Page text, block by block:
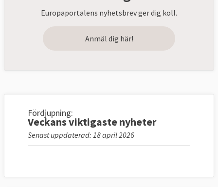
Europaportalens nyhetsbrev ger dig koll.
Anmäl dig här!
Fördjupning:
Veckans viktigaste nyheter
Senast uppdaterad: 18 april 2026